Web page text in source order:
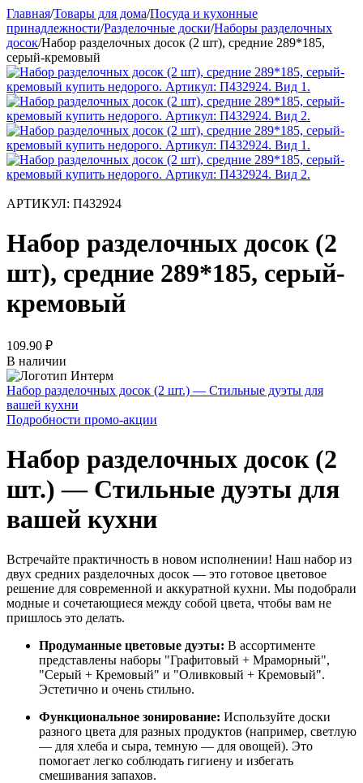
Главная/Товары для дома/Посуда и кухонные
принадлежности/Разделочные доски/Наборы разделочных
досок/Набор разделочных досок (2 шт), средние 289*185,
серый-кремовый
АРТИКУЛ: П432924
Набор разделочных досок (2
шт), средние 289*185, серый-
кремовый
109.90 ₽
В наличии
Набор разделочных досок (2 шт.) — Стильные дуэты для
вашей кухни
Подробности промо-акции
Набор разделочных досок (2
шт.) — Стильные дуэты для
вашей кухни
Встречайте практичность в новом исполнении! Наш набор из
двух средних разделочных досок — это готовое цветовое
решение для современной и аккуратной кухни. Мы подобрали
модные и сочетающиеся между собой цвета, чтобы вам не
пришлось это делать.
Продуманные цветовые дуэты: В ассортименте
представлены наборы "Графитовый + Мраморный",
"Серый + Кремовый" и "Оливковый + Кремовый".
Эстетично и очень стильно.
Функциональное зонирование: Используйте доски
разного цвета для разных продуктов (например, светлую
— для хлеба и сыра, темную — для овощей). Это
помогает легко соблюдать гигиену и избегать
смешивания запахов.